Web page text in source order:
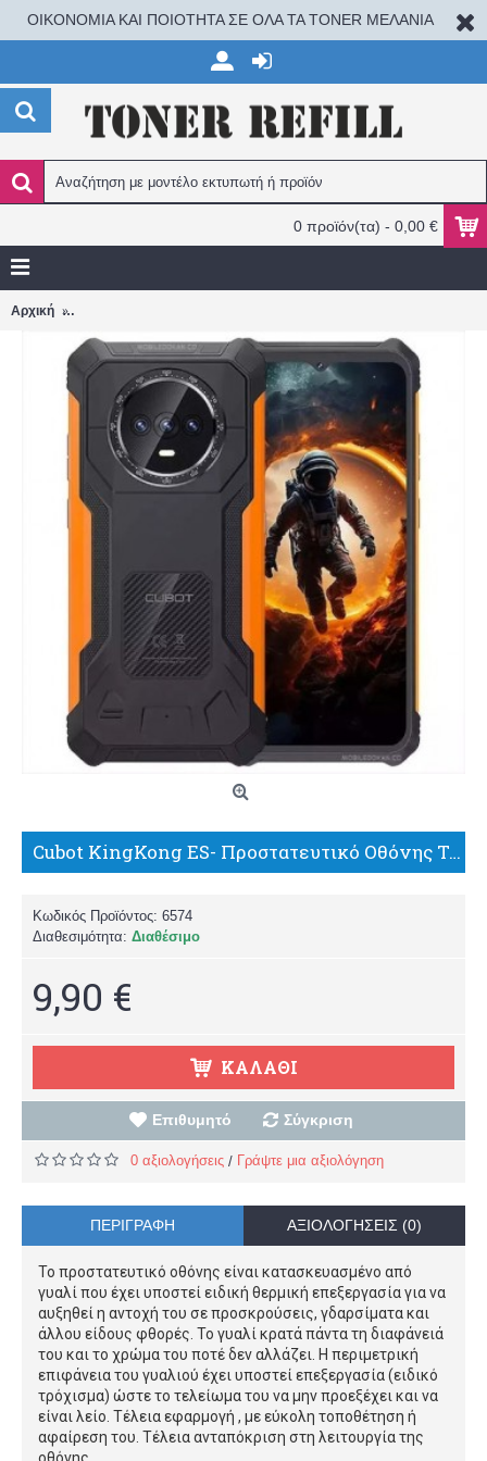
ΟΙΚΟΝΟΜΙΑ ΚΑΙ ΠΟΙΟΤΗΤΑ ΣΕ ΟΛΑ ΤΑ TONER ΜΕΛΑΝΙΑ
0 προϊόν(τα) - 0,00 €
Αρχική
Cubot KingKong ES- Προστατευτικό Οθόνης Tempered Glass 9H 0.33mm
Κωδικός Προϊόντος: 6574
Διαθεσιμότητα: Διαθέσιμο
9,90 €
ΚΑΛΆΘΙ
Επιθυμητό Σύγκριση
0 αξιολογήσεις / Γράψτε μια αξιολόγηση
ΠΕΡΙΓΡΑΦΉ ΑΞΙΟΛΟΓΉΣΕΙΣ (0)
Το προστατευτικό οθόνης είναι κατασκευασμένο από
γυαλί που έχει υποστεί ειδική θερμική επεξεργασία για να
αυξηθεί η αντοχή του σε προσκρούσεις, γδαρσίματα και
άλλου είδους φθορές. Το γυαλί κρατά πάντα τη διαφάνειά
του και το χρώμα του ποτέ δεν αλλάζει. Η περιμετρική
επιφάνεια του γυαλιού έχει υποστεί επεξεργασία (ειδικό
τρόχισμα) ώστε το τελείωμα του να μην προεξέχει και να
είναι λείο. Τέλεια εφαρμογή , με εύκολη τοποθέτηση ή
αφαίρεση του. Τέλεια ανταπόκριση στη λειτουργία της